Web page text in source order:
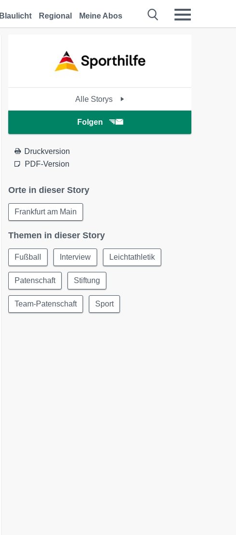
Blaulicht Regional Meine Abos
Alle Storys
Folgen
Druckversion
PDF-Version
Orte in dieser Story
Frankfurt am Main
Themen in dieser Story
Fußball Interview Leichtathletik
Patenschaft Stiftung
Team-Patenschaft Sport